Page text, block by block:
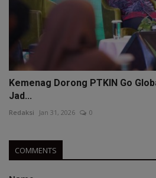
Kemenag Dorong PTKIN Go
Jad...
Redaksi Jan 31, 2026 0
COMMENTS